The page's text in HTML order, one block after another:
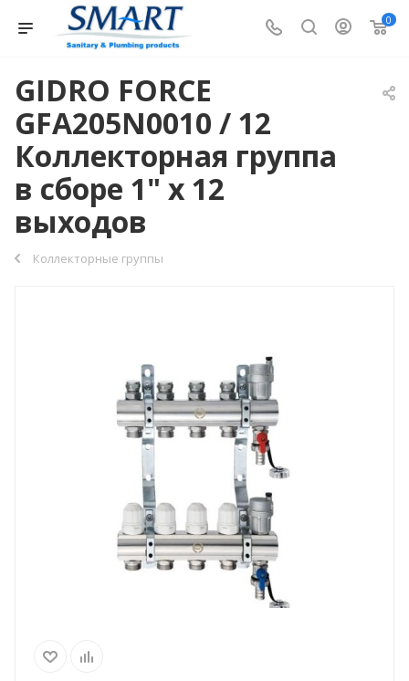
0
GIDRO FORCE
GFA205N0010 / 12
Коллекторная группа
в сборе 1" х 12
выходов
Коллекторные группы